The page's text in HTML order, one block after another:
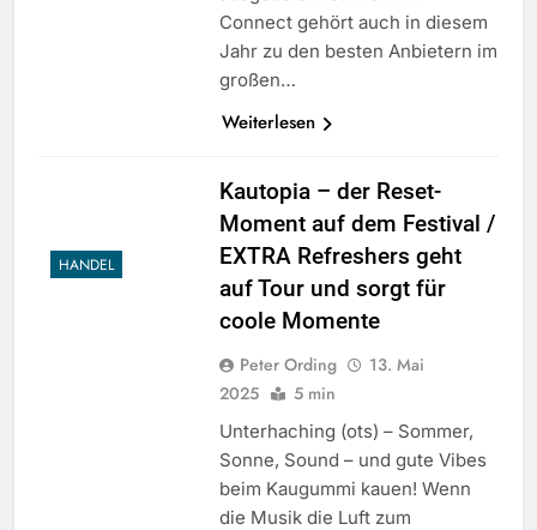
Connect gehört auch in diesem
Jahr zu den besten Anbietern im
großen…
Weiterlesen
HANDEL
Kautopia – der Reset-
Moment auf dem Festival /
EXTRA Refreshers geht
auf Tour und sorgt für
coole Momente
Peter Ording
13. Mai
2025
5 min
Unterhaching (ots) – Sommer,
Sonne, Sound – und gute Vibes
beim Kaugummi kauen! Wenn
die Musik die Luft zum